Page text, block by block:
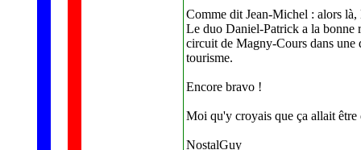
Comme dit Jean-Michel : alors là,
Le duo Daniel-Patrick a la bonne
circuit de Magny-Cours dans une
tourisme.
Encore bravo !
Moi qu'y croyais que ça allait
NostalGuy